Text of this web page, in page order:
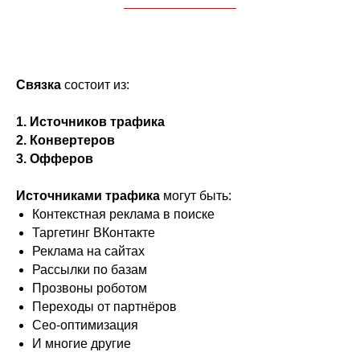
Связка состоит из:
1. Источников трафика
2. Конвертеров
3. Офферов
Источниками трафика могут быть:
Контекстная реклама в поиске
Таргетинг ВКонтакте
Реклама на сайтах
Рассылки по базам
Прозвоны роботом
Переходы от партнёров
Сео-оптимизация
И многие другие